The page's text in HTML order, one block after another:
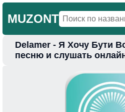
MUZONT
Главная
Delamer - Я Хочу Бути
песню и слушать